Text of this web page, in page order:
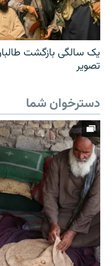
یک سالگی بازگشت
تصویر
دسترخوان شما